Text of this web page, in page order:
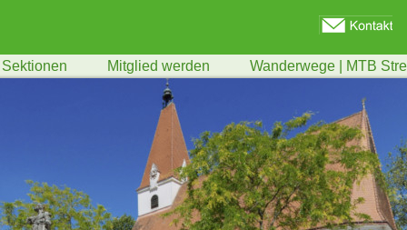
Sektionen Mitglied werden Wanderwege | MTB